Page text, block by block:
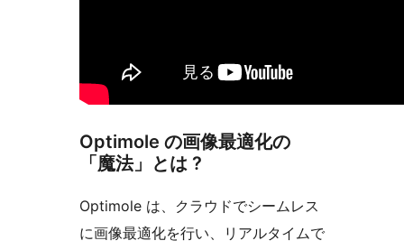
Optimole の画像最適化の
「魔法」とは ?
Optimole は、クラウドでシームレス
に画像最適化を行い、リアルタイムで